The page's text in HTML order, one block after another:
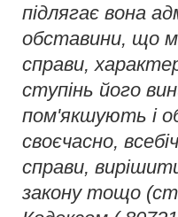
підлягає вона
обставини, що
справи,
ступінь його
пом'якшують і
своєчасно,
справи, вирішити
закону тощо